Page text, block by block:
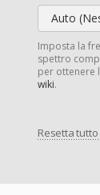
Auto
Imposta la
spettro
per ottenere
wiki.
Resetta tutto